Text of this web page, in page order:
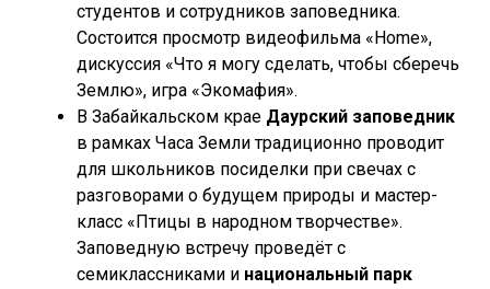
студентов и сотрудников заповедника.
Состоится просмотр видеофильма «Home»,
дискуссия «Что я могу сделать, чтобы сберечь
Землю», игра «Экомафия».
В Забайкальском крае Даурский заповедник
в рамках Часа Земли традиционно проводит
для школьников посиделки при свечах с
разговорами о будущем природы и мастер-
класс «Птицы в народном творчестве».
Заповедную встречу проведёт с
семиклассниками и национальный парк